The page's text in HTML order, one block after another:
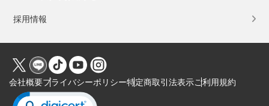
採用情報
会社概要プライバシーポリシー特定商取引法表示ご利用規約
Click to open certificate verification popup